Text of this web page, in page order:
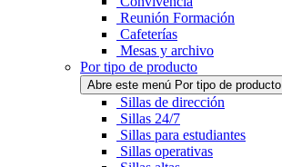
Reunión Formación
Cafeterías
Mesas y archivo
Por tipo de producto
Abre este menú Por tipo de producto
Sillas de dirección
Sillas 24/7
Sillas para estudiantes
Sillas operativas